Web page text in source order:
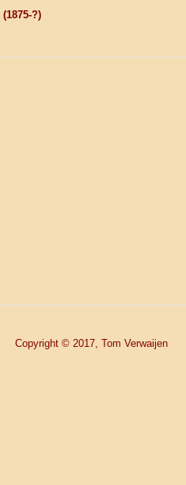
(1875-?)
Copyright © 2017, Tom Verwaijen